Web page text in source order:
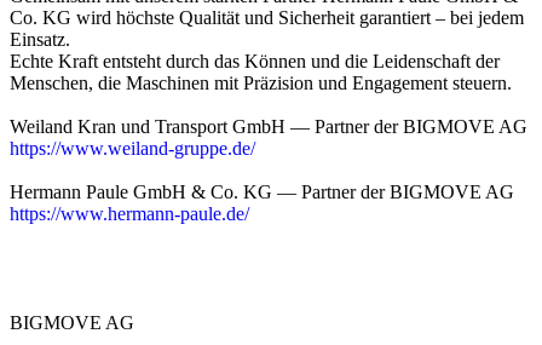
Co. KG wird höchste Qualität und Sicherheit garantiert – bei jedem
Einsatz.
Echte Kraft entsteht durch das Können und die Leidenschaft der
Menschen, die Maschinen mit Präzision und Engagement steuern.
Weiland Kran und Transport GmbH — Partner der BIGMOVE AG
https://www.weiland-gruppe.de/
Hermann Paule GmbH & Co. KG — Partner der BIGMOVE AG
https://www.hermann-paule.de/
BIGMOVE AG